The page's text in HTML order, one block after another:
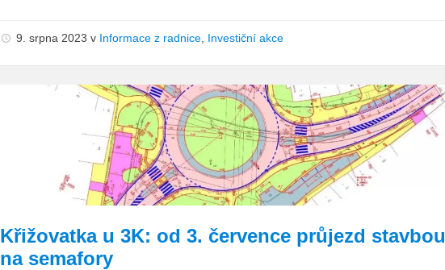
9. srpna 2023v Informace z radnice Investiční akce
3K_situace
Křižovatka u 3K: od 3. července průjezd stavbou
na semafory